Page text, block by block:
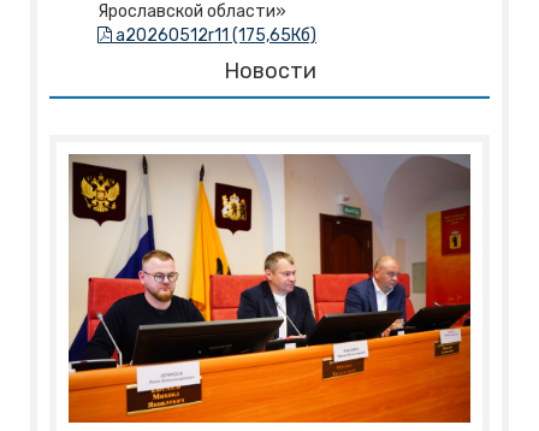
Ярославской области»
a20260512r11 (175,65Кб)
Новости